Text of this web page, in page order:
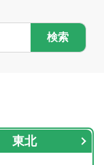
検索
東北